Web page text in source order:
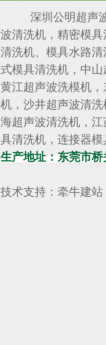
深圳公明超声波发
波清洗机，精密模
清洗机、模具水路
式模具清洗机，中
黄江超声波洗模机
机，沙井超声波清
海超声波清洗机，
具清洗机，连接器
生产地址：东莞市
技术支持：牵牛建站